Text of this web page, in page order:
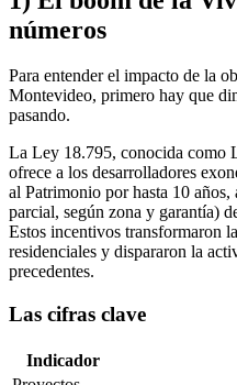
números
Para entender el impacto de la
Montevideo, primero hay que
pasando.
La Ley 18.795, conocida como
ofrece a los desarrolladores
al Patrimonio por hasta 10
parcial, según zona y garantía)
Estos incentivos transformaron
residenciales y dispararon la
precedentes.
Las cifras clave
Indicador